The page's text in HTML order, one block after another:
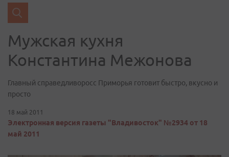
Мужская кухня
Константина Межонова
Главный справедливоросс Приморья готовит быстро, вкусно и
просто
18 май 2011
Электронная версия газеты "Владивосток" №2934 от 18
май 2011